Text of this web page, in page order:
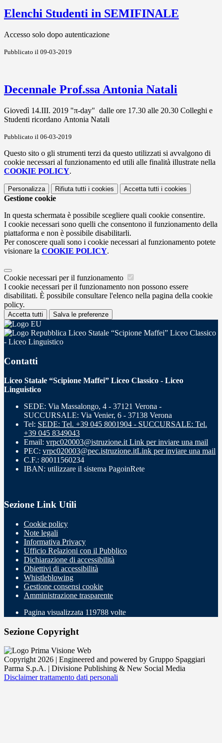
Elenchi Studenti in SEMIFINALE
Accesso solo dopo autenticazione
Pubblicato il 09-03-2019
Decennale Prof.ssa Antonia Natali
Giovedì 14.III. 2019 "π-day" dalle ore 17.30 alle 20.30 Colleghi e
Studenti ricordano Antonia Natali
Pubblicato il 06-03-2019
Questo sito o gli strumenti terzi da questo utilizzati si avvalgono di
cookie necessari al funzionamento ed utili alle finalità illustrate nella
COOKIE POLICY.
Personalizza Rifiuta tutti i cookies Accetta tutti i cookies
Gestione cookie
In questa schermata è possibile scegliere quali cookie consentire.
I cookie necessari sono quelli che consentono il funzionamento della
piattaforma e non è possibile disabilitarli.
Per conoscere quali sono i cookie necessari al funzionamento potete
visionare la COOKIE POLICY.
Cookie necessari per il funzionamento
I cookie necessari per il funzionamento non possono essere
disabilitati. È possibile consultare l'elenco nella pagina della cookie
policy.
Accetta tutti Salva le preferenze
Liceo Statale “Scipione Maffei” Liceo Classico
- Liceo Linguistico
Contatti
Liceo Statale “Scipione Maffei” Liceo Classico - Liceo
Linguistico
SEDE: Via Massalongo, 4 - 37121 Verona -
SUCCURSALE: Via Venier, 6 - 37138 Verona
Tel: SEDE: Tel. +39 045 8001904 - SUCCURSALE: Tel.
+39 045 8349043
Email: vrpc020003@istruzione.it Link per inviare una mail
PEC: vrpc020003@pec.istruzione.itLink per inviare una mail
C.F.: 80011560234
IBAN: utilizzare il sistema PagoinRete
Sezione Link Utili
Cookie policy
Note legali
Informativa Privacy
Ufficio Relazioni con il Pubblico
Dichiarazione di accessibilità
Obiettivi di accessibilità
Whistleblowing
Gestione consensi cookie
Amministrazione trasparente
Pagina visualizzata 119788 volte
Sezione Copyright
Copyright 2026 | Engineered and powered by Gruppo Spaggiari
Parma S.p.A. | Divisione Publishing & New Social Media
Disclaimer trattamento dati personali